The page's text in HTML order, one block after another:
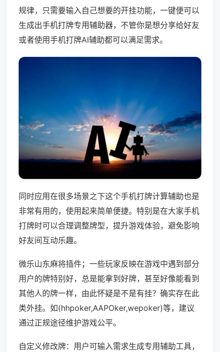
规律，只需要输入自己想要的开挂功能，一键便可以
生成出手机打牌专用辅助器，不管你是想分享给好友
或者使用手机打牌AI辅助都可以满足需求。
同时应用在很多场景之下这个手机打牌计算辅助也是
非常有用的，使用起来简单便捷。特别是在大家手机
打牌时可以合理调整牌型，提升游戏体验，避免影响
好友间互动乐趣。
微乐山东麻将插件；一些玩家反映在游戏中遇到部分
用户的牌特别好，总是能拿到好牌，甚至好像能看到
其他人的牌一样，由此怀疑是不是有挂？确实存在此
类外挂。如(hhpoker,AAPOker,wepoker)等，建议
通过正规途径维护游戏公平。
自定义修改牌：用户可输入需求生成专用辅助工具，